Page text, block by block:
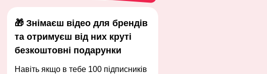
🎁 Знімаєш відео для брендів
та отримуєш від них круті
безкоштовні подарунки
Навіть якщо в тебе 100 підписників